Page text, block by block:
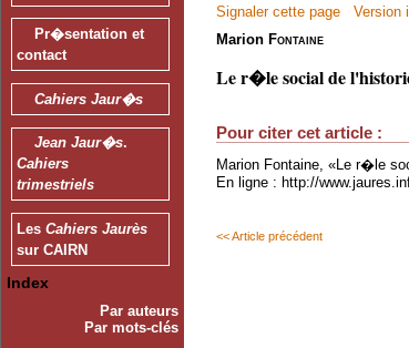
Pr�sentation et
contact
Cahiers Jaur�s
Jean Jaur�s.
Cahiers
trimestriels
Les Cahiers Jaurès
sur CAIRN
Index
Par auteurs
Par mots-clés
Signaler cette page
Version
Marion Fontaine
Le r�le social de
Pour citer cet article :
Marion Fontaine, «Le r�le
En ligne : http://
<< Article précédent